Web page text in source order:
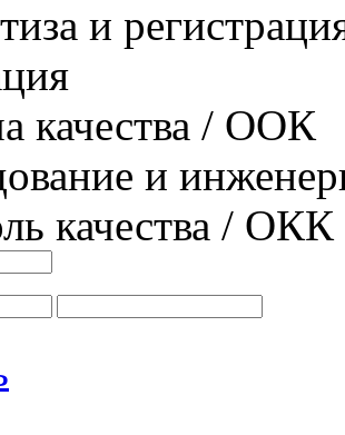
и
качества / ООК
и
качества / ОКК